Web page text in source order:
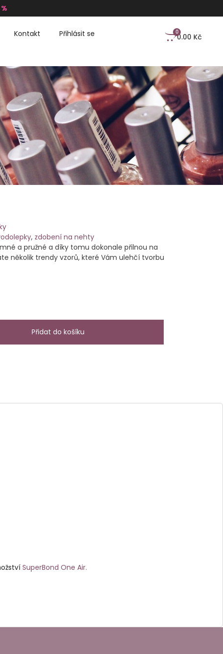
0.00 Kč
0
Kontakt
Přihlásit se
, zdobení na nehty
a pružné a díky tomu dokonale přilnou na
několik trendy vzorů, které Vám ulehčí tvorbu
Přidat do košíku
SuperBond One Air.